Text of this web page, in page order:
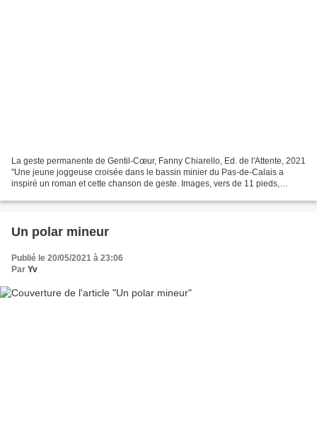
La geste permanente de Gentil-Cœur, Fanny Chiarello, Ed. de l'Attente, 2021
"Une jeune joggeuse croisée dans le bassin minier du Pas-de-Calais a
inspiré un roman et cette chanson de geste. Images, vers de 11 pieds,
Un polar mineur
Publié le 20/05/2021 à 23:06
Par Yv